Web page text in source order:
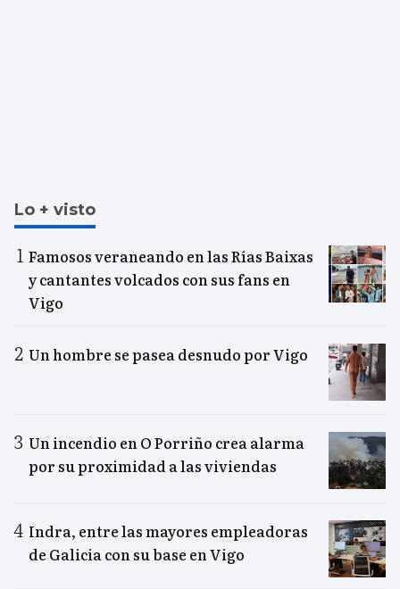
Lo + visto
Famosos veraneando en las Rías Baixas
y cantantes volcados con sus fans en
Vigo
Un hombre se pasea desnudo por Vigo
Un incendio en O Porriño crea alarma
por su proximidad a las viviendas
Indra, entre las mayores empleadoras
de Galicia con su base en Vigo